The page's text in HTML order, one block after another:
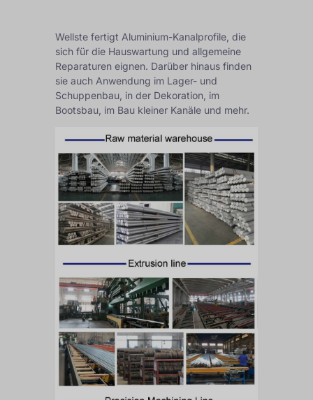
Wellste fertigt Aluminium-Kanalprofile, die
sich für die Hauswartung und allgemeine
Reparaturen eignen. Darüber hinaus finden
sie auch Anwendung im Lager- und
Schuppenbau, in der Dekoration, im
Bootsbau, im Bau kleiner Kanäle und mehr.